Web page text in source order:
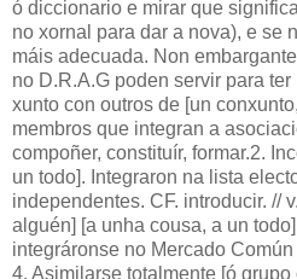
ó diccionario e mirar que
no xornal para dar a nova), e se
máis adecuada. Non
no D.R.A.G poden servir para
xunto con outros de [un
membros que integran a
compoñer, constituír, formar.2.
un todo]. Integraron na lista
independentes. CF. introducir. //
alguén] [a unha cousa, a un
integráronse no Mercado
4. Asimilarse totalmente [ó